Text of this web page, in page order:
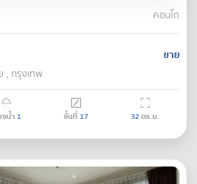
คอนโด
ขาย
, กรุงเทพ
น้ำ 1 ชั้นที่ 17 32ตร.ม.